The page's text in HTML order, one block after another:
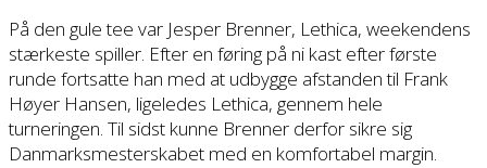
På den gule tee var Jesper Brenner, Lethica, weekendens
stærkeste spiller. Efter en føring på ni kast efter første
runde fortsatte han med at udbygge afstanden til Frank
Høyer Hansen, ligeledes Lethica, gennem hele
turneringen. Til sidst kunne Brenner derfor sikre sig
Danmarksmesterskabet med en komfortabel margin.